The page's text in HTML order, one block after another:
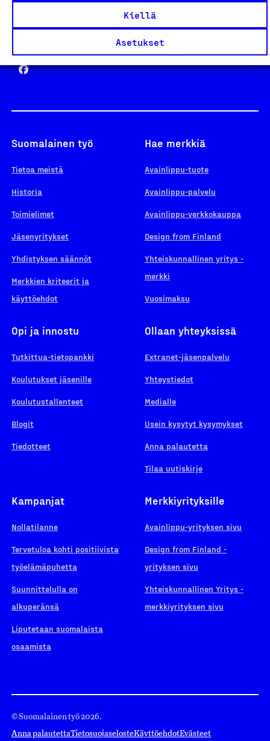
Kiellä
Asetukset
Yhteiskunnallinen Yritys -merkki
Suomalainen työ
Tietoa meistä
Historia
Toimielimet
Jäsenyritykset
Yhdistyksen säännöt
Merkkien kriteerit ja
käyttöehdot
Hae merkkiä
Avainlippu-tuote
Avainlippu-palvelu
Avainlippu-verkkokauppa
Design from Finland
Yhteiskunnallinen yritys -
merkki
Vuosimaksu
Opi ja innostu
Tutkittua-tietopankki
Koulutukset jäsenille
Koulutustallenteet
Blogit
Tiedotteet
Ollaan yhteyksissä
Extranet-jäsenpalvelu
Yhteystiedot
Medialle
Usein kysytyt kysymykset
Anna palautetta
Tilaa uutiskirje
Kampanjat
Nollatilanne
Tervetuloa kohti positiivista
työelämäpuhetta
Suunnittelulla on
alkuperänsä
Liputetaan suomalaista
osaamista
Merkkiyrityksille
Avainlippu-yrityksen sivu
Design from Finland -
yrityksen sivu
Yhteiskunnallinen Yritys -
merkkiyrityksen sivu
© Suomalainen työ 2026.
Anna palautettaTietosuojaselosteKäyttöehdotEvästeet